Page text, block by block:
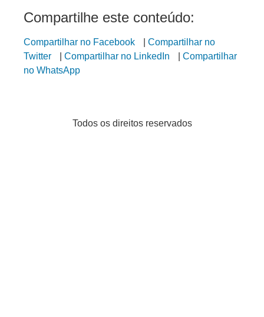
Compartilhe este conteúdo:
Compartilhar no Facebook
Compartilhar no
Twitter
Compartilhar no LinkedIn
Compartilhar
no WhatsApp
Todos os direitos reservados